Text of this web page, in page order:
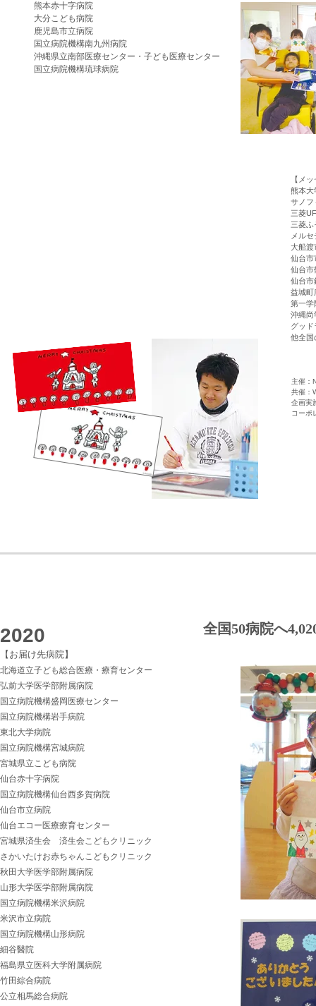
熊本赤十字病院
大分こども病院
鹿児島市立病院
国立病院機構南九州病院
沖縄県立南部医療センター・子ども医療センター
国立病院機構琉球病院
【メ
熊本
サノ
三菱
三菱
メル
大船
仙台
仙台
仙台
益城
第一
沖縄
グッド
他全国
主催：
共催：
企画実
コーポ
2020
【お届け先病院】
北海道立子ども総合医療・療育センター
弘前大学医学部附属病院
国立病院機構盛岡医療センター
国立病院機構岩手病院
東北大学病院
国立病院機構宮城病院
宮城県立こども病院
仙台赤十字病院
国立病院機構仙台西多賀病院
仙台市立病院
仙台エコー医療療育センター
宮城県済生会 済生会こどもクリニック
さかいたけお赤ちゃんこどもクリニック
秋田大学医学部附属病院
山形大学医学部附属病院
国立病院機構米沢病院
米沢市立病院
国立病院機構山形病院
細谷醫院
福島県立医科大学附属病院
竹田綜合病院
公立相馬総合病院
全国50病院へ